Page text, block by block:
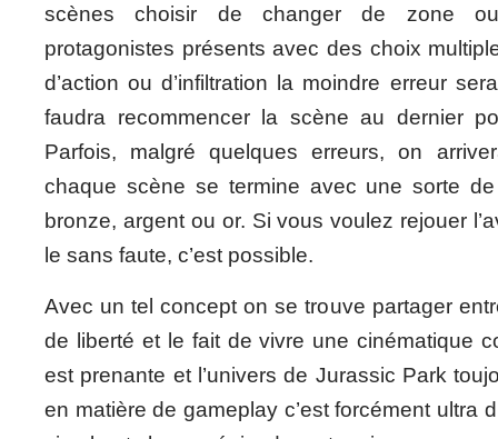
scènes choisir de changer de zone
protagonistes présents avec des choix
d’action ou d’infiltration la moindre erreur
faudra recommencer la scène au dernier
Parfois, malgré quelques erreurs, on
chaque scène se termine avec une sorte
bronze, argent ou or. Si vous voulez rejouer
le sans faute, c’est possible.
Avec un tel concept on se trouve partager
de liberté et le fait de vivre une cinématique
est prenante et l’univers de Jurassic Park
en matière de gameplay c’est forcément ultra